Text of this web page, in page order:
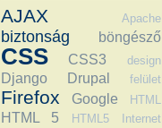
AJAX Apache
biztonság böngésző
CSS CSS3 design
Django Drupal felület
Firefox Google HTML
HTML 5 HTML5
Internet